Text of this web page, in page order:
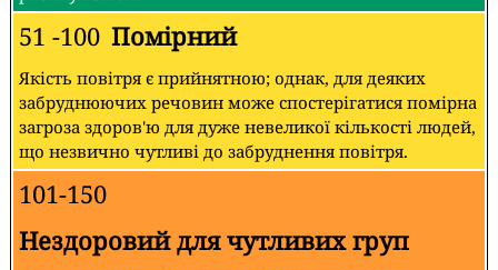
51 -100 Помірний
Якість повітря є прийнятною; однак, для деяких
забруднюючих речовин може спостерігатися помірна
загроза здоров'ю для дуже невеликої кількості людей,
що незвично чутливі до забруднення повітря.
101-150
Нездоровий для чутливих груп